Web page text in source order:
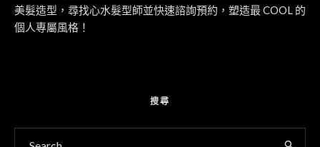
美髮造型，尋找心水髮型師並快速諮詢預約，塑造最 COOL 的
個人專屬風格！
搜尋